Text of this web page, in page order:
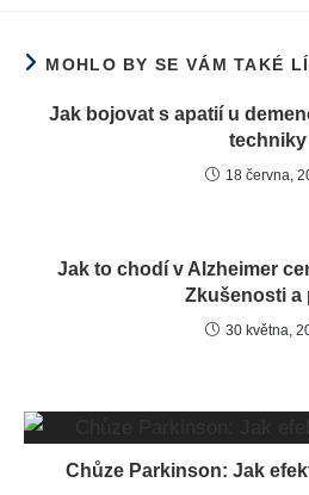
MOHLO BY SE VÁM TAKÉ
Jak bojovat s apatií u
techniky
18 června,
Jak to chodí v Alzheimer
Zkušenosti a
30 května,
Chůze Parkinson: Jak